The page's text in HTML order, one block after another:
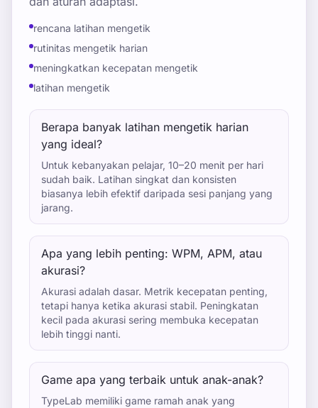
rencana latihan mengetik
rutinitas mengetik harian
meningkatkan kecepatan mengetik
latihan mengetik
Berapa banyak latihan mengetik harian
yang ideal?
Untuk kebanyakan pelajar, 10–20 menit per hari
sudah baik. Latihan singkat dan konsisten
biasanya lebih efektif daripada sesi panjang yang
jarang.
Apa yang lebih penting: WPM, APM, atau
akurasi?
Akurasi adalah dasar. Metrik kecepatan penting,
tetapi hanya ketika akurasi stabil. Peningkatan
kecil pada akurasi sering membuka kecepatan
lebih tinggi nanti.
Game apa yang terbaik untuk anak-anak?
TypeLab memiliki game ramah anak yang